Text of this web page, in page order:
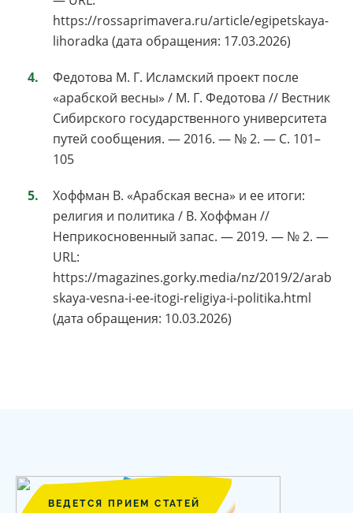
https://rossaprimavera.ru/article/egipetskaya-
lihoradka (дата обращения: 17.03.2026)
Федотова М. Г. Исламский проект после
«арабской весны» / М. Г. Федотова // Вестник
Сибирского государственного университета
путей сообщения. — 2016. — № 2. — С. 101–
105
Хоффман В. «Арабская весна» и ее итоги:
религия и политика / В. Хоффман //
Неприкосновенный запас. — 2019. — № 2. —
URL:
https://magazines.gorky.media/nz/2019/2/arab
skaya-vesna-i-ee-itogi-religiya-i-politika.html
(дата обращения: 10.03.2026)
ВЕДЕТСЯ ПРИЕМ СТАТЕЙ